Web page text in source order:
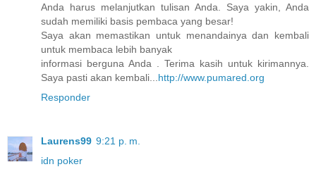
Anda harus melanjutkan tulisan Anda. Saya yakin, Anda
sudah memiliki basis pembaca yang besar!
Saya akan memastikan untuk menandainya dan kembali
untuk membaca lebih banyak
informasi berguna Anda . Terima kasih untuk kirimannya.
Saya pasti akan kembali... http://www.pumared.org
Responder
Laurens99 9:21 p. m.
idn poker